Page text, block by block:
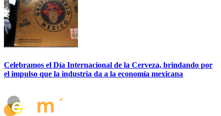
Celebramos el Día Internacional de la Cerveza, brindando por
el impulso que la industria da a la economía mexicana